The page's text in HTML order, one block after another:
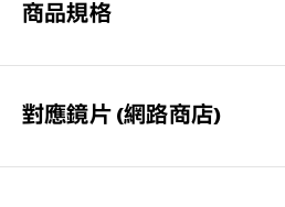
OWNDAYS | AIR 商品一覽
商品規格
對應鏡片 (網路商店)